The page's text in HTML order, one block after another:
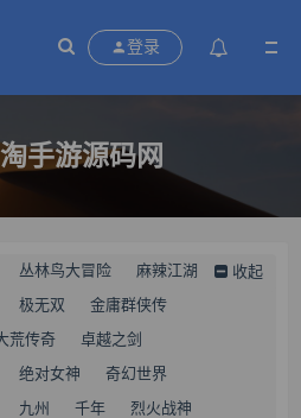
登录
手游源码网
丛林鸟大冒险 麻辣江湖
极无双 金庸群侠传
荒传奇 卓越之剑
绝对女神 奇幻世界
九州 千年 烈火战神
收起